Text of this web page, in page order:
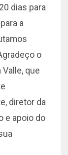
dias para
a
o
que
diretor da
e apoio do